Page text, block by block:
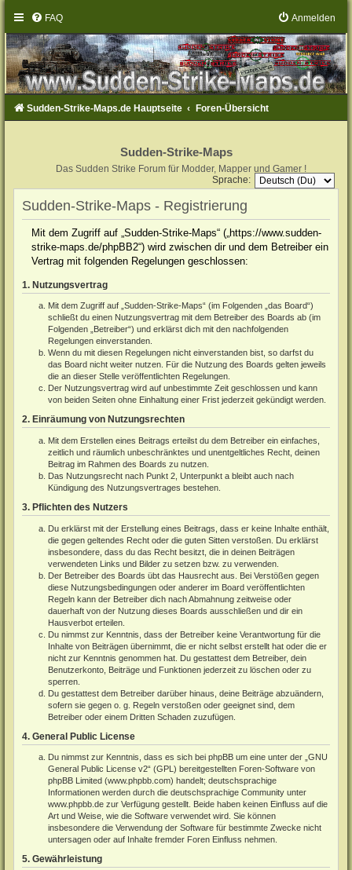
FAQ Anmelden
Sudden-Strike-Maps.de Hauptseite Foren-Übersicht
Sudden-Strike-Maps
Das Sudden Strike Forum für Modder, Mapper und Gamer !
Sprache:
Sudden-Strike-Maps - Registrierung
Mit dem Zugriff auf „Sudden-Strike-Maps“ („https://www.sudden-
strike-maps.de/phpBB2“) wird zwischen dir und dem Betreiber ein
Vertrag mit folgenden Regelungen geschlossen:
1. Nutzungsvertrag
Mit dem Zugriff auf „Sudden-Strike-Maps“ (im Folgenden „das Board“)
schließt du einen Nutzungsvertrag mit dem Betreiber des Boards ab (im
Folgenden „Betreiber“) und erklärst dich mit den nachfolgenden
Regelungen einverstanden.
Wenn du mit diesen Regelungen nicht einverstanden bist, so darfst du
das Board nicht weiter nutzen. Für die Nutzung des Boards gelten jeweils
die an dieser Stelle veröffentlichten Regelungen.
Der Nutzungsvertrag wird auf unbestimmte Zeit geschlossen und kann
von beiden Seiten ohne Einhaltung einer Frist jederzeit gekündigt werden.
2. Einräumung von Nutzungsrechten
Mit dem Erstellen eines Beitrags erteilst du dem Betreiber ein einfaches,
zeitlich und räumlich unbeschränktes und unentgeltliches Recht, deinen
Beitrag im Rahmen des Boards zu nutzen.
Das Nutzungsrecht nach Punkt 2, Unterpunkt a bleibt auch nach
Kündigung des Nutzungsvertrages bestehen.
3. Pflichten des Nutzers
Du erklärst mit der Erstellung eines Beitrags, dass er keine Inhalte enthält,
die gegen geltendes Recht oder die guten Sitten verstoßen. Du erklärst
insbesondere, dass du das Recht besitzt, die in deinen Beiträgen
verwendeten Links und Bilder zu setzen bzw. zu verwenden.
Der Betreiber des Boards übt das Hausrecht aus. Bei Verstößen gegen
diese Nutzungsbedingungen oder anderer im Board veröffentlichten
Regeln kann der Betreiber dich nach Abmahnung zeitweise oder
dauerhaft von der Nutzung dieses Boards ausschließen und dir ein
Hausverbot erteilen.
Du nimmst zur Kenntnis, dass der Betreiber keine Verantwortung für die
Inhalte von Beiträgen übernimmt, die er nicht selbst erstellt hat oder die er
nicht zur Kenntnis genommen hat. Du gestattest dem Betreiber, dein
Benutzerkonto, Beiträge und Funktionen jederzeit zu löschen oder zu
sperren.
Du gestattest dem Betreiber darüber hinaus, deine Beiträge abzuändern,
sofern sie gegen o. g. Regeln verstoßen oder geeignet sind, dem
Betreiber oder einem Dritten Schaden zuzufügen.
4. General Public License
Du nimmst zur Kenntnis, dass es sich bei phpBB um eine unter der „GNU
General Public License v2“ (GPL) bereitgestellten Foren-Software von
phpBB Limited (www.phpbb.com) handelt; deutschsprachige
Informationen werden durch die deutschsprachige Community unter
www.phpbb.de zur Verfügung gestellt. Beide haben keinen Einfluss auf die
Art und Weise, wie die Software verwendet wird. Sie können
insbesondere die Verwendung der Software für bestimmte Zwecke nicht
untersagen oder auf Inhalte fremder Foren Einfluss nehmen.
5. Gewährleistung